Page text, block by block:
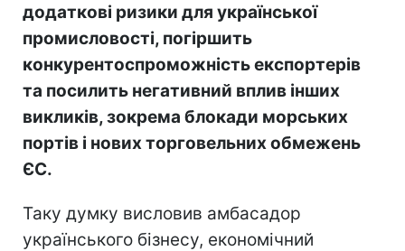
додаткові ризики для української
промисловості, погіршить
конкурентоспроможність експортерів
та посилить негативний вплив інших
викликів, зокрема блокади морських
портів і нових торговельних обмежень
ЄС.
Таку думку висловив амбасадор
українського бізнесу, економічний